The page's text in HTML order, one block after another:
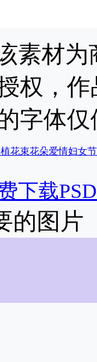
素材
权，
字体
花束花朵爱情妇女节
下载PSD
的图片